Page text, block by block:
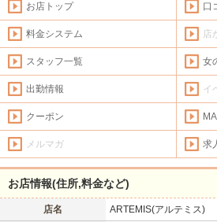
お店トップ 口
料金システム 店
スタッフ一覧 女
出勤情報 イ
クーポン
メルマガ 求
お店情報(住所,料金など)
店名 ARTEMIS(アルテミス)